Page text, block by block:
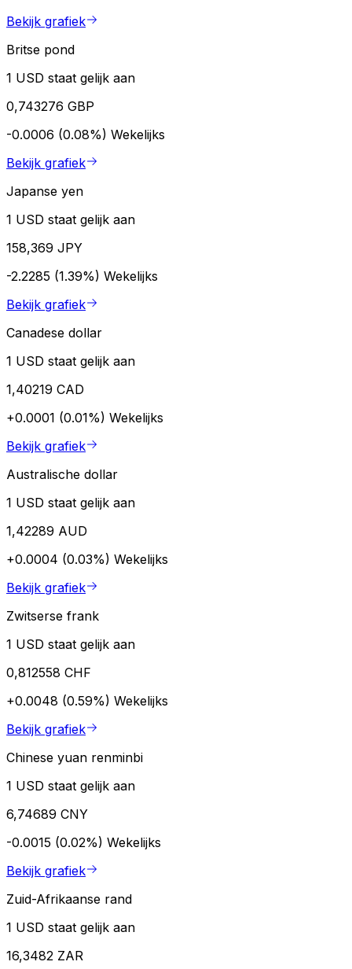
Bekijk grafiek
Britse pond
1 USD staat gelijk aan
0,743276 GBP
-0.0006 (0.08%) Wekelijks
Bekijk grafiek
Japanse yen
1 USD staat gelijk aan
158,369 JPY
-2.2285 (1.39%) Wekelijks
Bekijk grafiek
Canadese dollar
1 USD staat gelijk aan
1,40219 CAD
+0.0001 (0.01%) Wekelijks
Bekijk grafiek
Australische dollar
1 USD staat gelijk aan
1,42289 AUD
+0.0004 (0.03%) Wekelijks
Bekijk grafiek
Zwitserse frank
1 USD staat gelijk aan
0,812558 CHF
+0.0048 (0.59%) Wekelijks
Bekijk grafiek
Chinese yuan renminbi
1 USD staat gelijk aan
6,74689 CNY
-0.0015 (0.02%) Wekelijks
Bekijk grafiek
Zuid-Afrikaanse rand
1 USD staat gelijk aan
16,3482 ZAR